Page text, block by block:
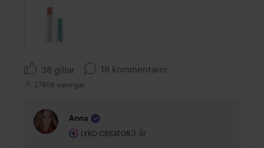
38 gillar 18 kommentarer
27806 visningar
Anna
LYKO CREATOR
Användarens roll: Lyko Creator.
3 år
Kommentaren lades 3 år